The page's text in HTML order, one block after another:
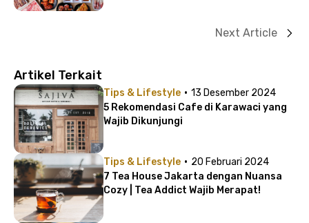
Next Article
Artikel Terkait
Tips & Lifestyle · 13 Desember 2024
5 Rekomendasi Cafe di Karawaci yang
Wajib Dikunjungi
Tips & Lifestyle · 20 Februari 2024
7 Tea House Jakarta dengan Nuansa
Cozy | Tea Addict Wajib Merapat!